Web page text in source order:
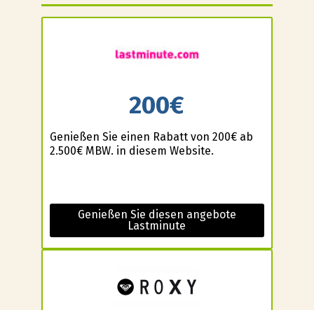
200€
Genießen Sie einen Rabatt von 200€ ab
2.500€ MBW. in diesem Website.
Genießen Sie diesen angebote
Lastminute